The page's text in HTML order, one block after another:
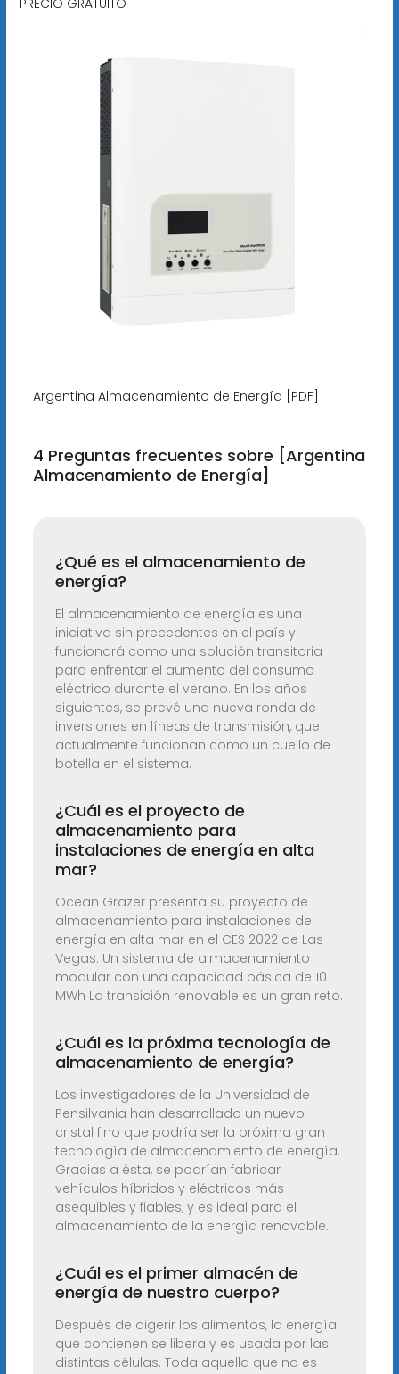
Argentina Almacenamiento de Energía [PDF]
4 Preguntas frecuentes sobre [Argentina
Almacenamiento de Energía]
¿Qué es el almacenamiento de
energía?
El almacenamiento de energía es una
iniciativa sin precedentes en el país y
funcionará como una solución transitoria
para enfrentar el aumento del consumo
eléctrico durante el verano. En los años
siguientes, se prevé una nueva ronda de
inversiones en líneas de transmisión, que
actualmente funcionan como un cuello de
botella en el sistema.
¿Cuál es el proyecto de
almacenamiento para
instalaciones de energía en alta
mar?
Ocean Grazer presenta su proyecto de
almacenamiento para instalaciones de
energía en alta mar en el CES 2022 de Las
Vegas. Un sistema de almacenamiento
modular con una capacidad básica de 10
MWh La transición renovable es un gran reto.
¿Cuál es la próxima tecnología de
almacenamiento de energía?
Los investigadores de la Universidad de
Pensilvania han desarrollado un nuevo
cristal fino que podría ser la próxima gran
tecnología de almacenamiento de energía.
Gracias a ésta, se podrían fabricar
vehículos híbridos y eléctricos más
asequibles y fiables, y es ideal para el
almacenamiento de la energía renovable.
¿Cuál es el primer almacén de
energía de nuestro cuerpo?
Después de digerir los alimentos, la energía
que contienen se libera y es usada por las
distintas células. Toda aquella que no es